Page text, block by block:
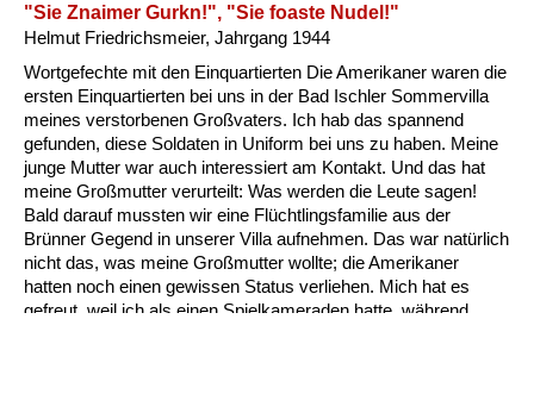
Kategorie
Besatzungsmächte
Frauen, Mütter, Kinder
Versorgung
Heimkehrer
Fluchtgeschichten
"Sie Znaimer Gurkn!", "Sie foaste Nudel!"
Helmut Friedrichsmeier, Jahrgang 1944
Wortgefechte mit den Einquartierten Die Amerikaner waren die
ersten Einquartierten bei uns in der Bad Ischler Sommervilla
meines verstorbenen Großvaters. Ich hab das spannend
gefunden, diese Soldaten in Uniform bei uns zu haben. Meine
junge Mutter war auch interessiert am Kontakt. Und das hat
meine Großmutter verurteilt: Was werden die Leute sagen!
Bald darauf mussten wir eine Flüchtlingsfamilie aus der
Brünner Gegend in unserer Villa aufnehmen. Das war natürlich
nicht das, was meine Großmutter wollte; die Amerikaner
hatten noch einen gewissen Status verliehen. Mich hat es
gefreut, weil ich als einen Spielkameraden hatte, während